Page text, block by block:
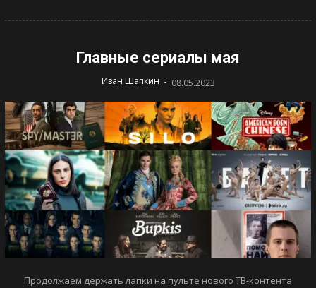
Главные сериалы мая
Иван Шапкин - 08.05.2023
Продолжаем держать лапки на пульте нового ТВ-контента